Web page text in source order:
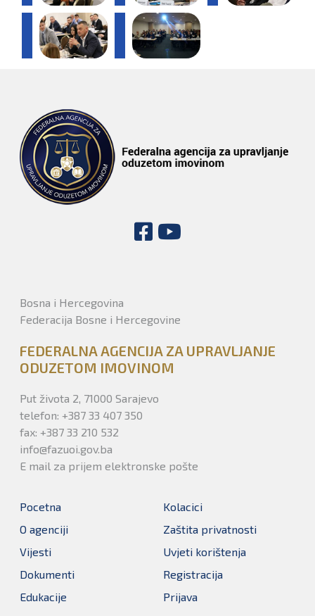
Bosna i Hercegovina
Federacija Bosne i Hercegovine
FEDERALNA AGENCIJA ZA UPRAVLJANJE
ODUZETOM IMOVINOM
Put života 2, 71000 Sarajevo
telefon: +387 33 407 350
fax: +387 33 210 532
info@fazuoi.gov.ba
E mail za prijem elektronske pošte
Pocetna
O agenciji
Vijesti
Dokumenti
Edukacije
Kolacici
Zaštita privatnosti
Uvjeti korištenja
Registracija
Prijava